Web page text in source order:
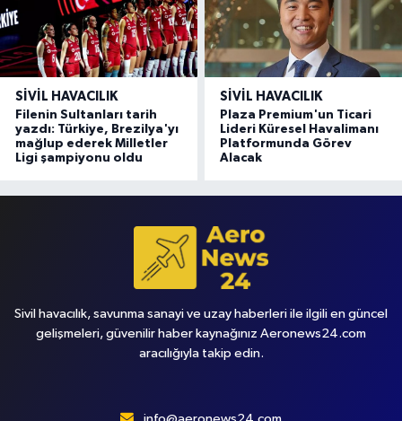
SIVIL HAVACILIK
Filenin Sultanları tarih
yazdı: Türkiye, Brezilya'yı
mağlup ederek Milletler
Ligi şampiyonu oldu
SIVIL HAVACILIK
Plaza Premium'un Ticari
Lideri Küresel Havalimanı
Platformunda Görev
Alacak
Sivil havacılık, savunma sanayi ve uzay haberleri ile ilgili en güncel
gelişmeleri, güvenilir haber kaynağınız Aeronews24.com
aracılığıyla takip edin.